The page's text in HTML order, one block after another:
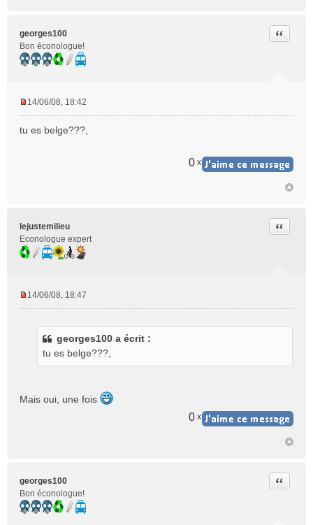
georges100
Bon éconologue!
Citer
n
l
u
14/06/08, 18:42
tu es belge???,
0 x
lejustemilieu
Econologue expert
Citer
o
14/06/08, 18:47
georges100 a écrit :
tu es belge???,
Mais oui, une fois
0 x
georges100
Bon éconologue!
Citer